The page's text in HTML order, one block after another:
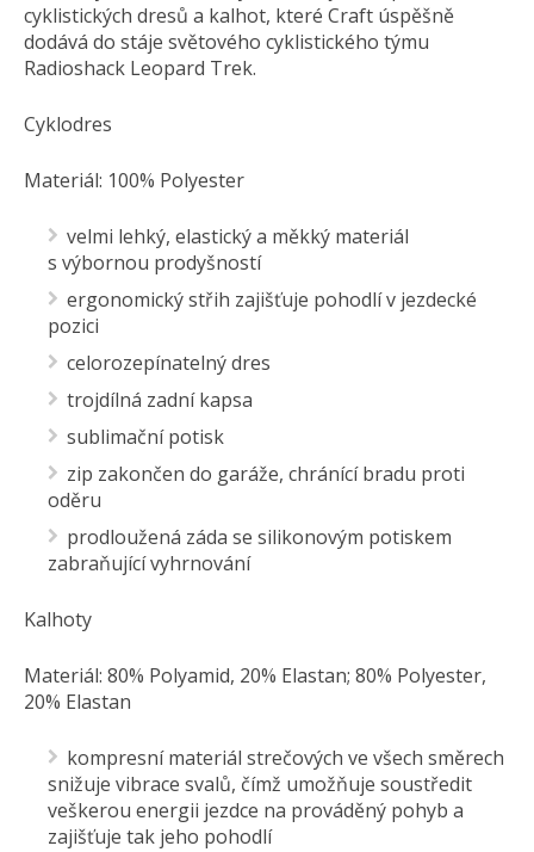
cyklistických dresů a kalhot, které Craft úspěšně
dodává do stáje světového cyklistického týmu
Radioshack Leopard Trek.
Cyklodres
Materiál: 100% Polyester
velmi lehký, elastický a měkký materiál
s výbornou prodyšností
ergonomický střih zajišťuje pohodlí v jezdecké
pozici
celorozepínatelný dres
trojdílná zadní kapsa
sublimační potisk
zip zakončen do garáže, chránící bradu proti
oděru
prodloužená záda se silikonovým potiskem
zabraňující vyhrnování
Kalhoty
Materiál: 80% Polyamid, 20% Elastan; 80% Polyester,
20% Elastan
kompresní materiál strečových ve všech směrech
snižuje vibrace svalů, čímž umožňuje soustředit
veškerou energii jezdce na prováděný pohyb a
zajišťuje tak jeho pohodlí